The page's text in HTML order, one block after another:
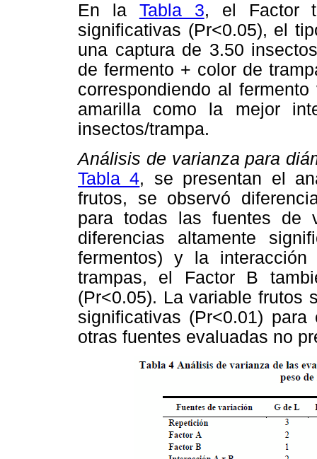
En la Tabla 3, el Factor
significativas (Pr<0.05), el
una captura de 3.50
de fermento + color de
correspondiendo al
amarilla como la mejor
insectos/trampa.
Análisis de varianza para
Tabla 4, se presentan el
frutos, se observó
para todas las fuentes de
diferencias altamente
fermentos) y la
trampas, el Factor B
(Pr<0.05). La variable frutos
significativas (Pr<0.01)
otras fuentes evaluadas no